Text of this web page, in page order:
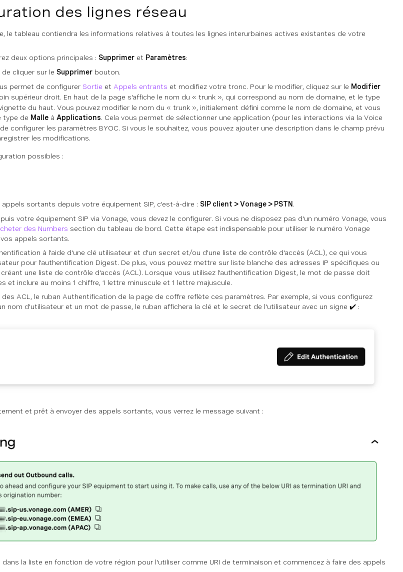
des lignes réseau
le tableau contiendra les informations relatives à toutes les lignes interurbaines actives existantes de votre
deux options principales : Supprimer et Paramètres:
cliquer sur le Supprimer bouton.
permet de configurer Sortie et Appels entrants et modifiez votre tronc. Pour le modifier, cliquez sur le Modifier
supérieur droit. En haut de la page s'affiche le nom du « trunk », qui correspond au nom de domaine, et le type
du haut. Vous pouvez modifier le nom du « trunk », initialement défini comme le nom de domaine, et vous
type de Malle à Applications. Cela vous permet de sélectionner une application (pour les interactions via la Voice
configurer les paramètres BYOC. Si vous le souhaitez, vous pouvez ajouter une description dans le champ prévu
les modifications.
possibles :
sortants depuis votre équipement SIP, c'est-à-dire : SIP client > Vonage > PSTN .
votre équipement SIP via Vonage, vous devez le configurer. Si vous ne disposez pas d'un numéro Vonage, vous
des Numbers section du tableau de bord. Cette étape est indispensable pour utiliser le numéro Vonage
appels sortants.
à l'aide d'une clé utilisateur et d'un secret et/ou d'une liste de contrôle d'accès (ACL), ce qui vous
pour l'authentification Digest. De plus, vous pouvez mettre sur liste blanche des adresses IP spécifiques ou
une liste de contrôle d'accès (ACL). Lorsque vous utilisez l'authentification Digest, le mot de passe doit
et inclure au moins 1 chiffre, 1 lettre minuscule et 1 lettre majuscule.
ACL, le ruban Authentification de la page de coffre reflète ces paramètres. Par exemple, si vous configurez
nom d'utilisateur et un mot de passe, le ruban affichera la clé et le secret de l'utilisateur avec un signe ✔️ :
et prêt à envoyer des appels sortants, vous verrez le message suivant :
la liste en fonction de votre région pour l'utiliser comme URI de terminaison et commencez à faire des appels